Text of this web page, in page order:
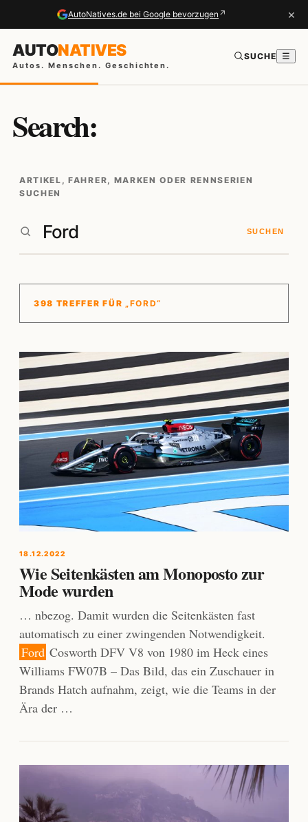
AutoNatives.de bei Google bevorzugen ↗ ×
AUTONATIVES
Autos. Menschen. Geschichten.
SUCHE ☰
Search:
ARTIKEL, FAHRER, MARKEN ODER RENNSERIEN
SUCHEN
SUCHEN
398 TREFFER FÜR „FORD“
18.12.2022
Wie Seitenkästen am Monoposto zur
Mode wurden
… nbezog. Damit wurden die Seitenkästen fast
automatisch zu einer zwingenden Notwendigkeit.
Ford Cosworth DFV V8 von 1980 im Heck eines
Williams FW07B – Das Bild, das ein Zuschauer in
Brands Hatch aufnahm, zeigt, wie die Teams in der
Ära der …